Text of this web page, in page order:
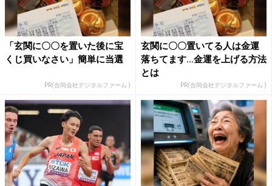
「玄関に〇〇を置いた後に宝
くじ買いなさい」簡単に当選
PR(合同会社デジタルファーム )
玄関に〇〇置いてる人は金運
落ちてます…金運を上げる方法
とは
PR(合同会社デジタルファーム )